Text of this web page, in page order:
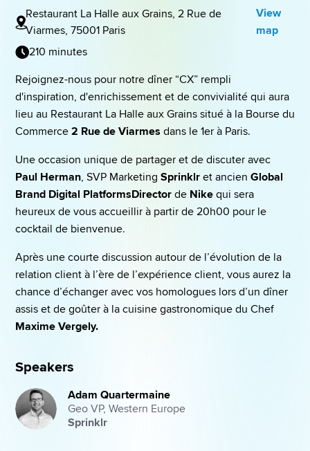
Restaurant La Halle aux Grains, 2 Rue de
Viarmes, 75001 Paris
View
map
210 minutes
Rejoignez-nous pour notre dîner “CX” rempli
d'inspiration, d'enrichissement et de convivialité qui aura
lieu au Restaurant La Halle aux Grains situé à la Bourse du
Commerce 2 Rue de Viarmes dans le 1er à Paris.
Paul Herman, SVP Marketing Sprinklr et ancien Global
Brand Digital PlatformsDirector de Nike qui sera
heureux de vous accueillir à partir de 20h00 pour le
cocktail de bienvenue.
Après une courte discussion autour de l’évolution de la
relation client à l’ère de l’expérience client, vous aurez la
chance d’échanger avec vos homologues lors d’un dîner
Maxime Vergely.
Speakers
Adam Quartermaine
Geo VP, Western Europe
Sprinklr